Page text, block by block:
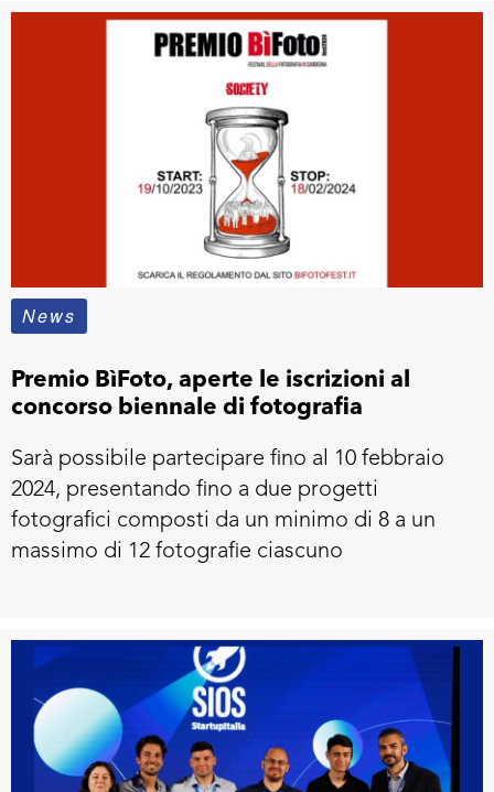
News
Premio BìFoto, aperte le iscrizioni al
concorso biennale di fotografia
Sarà possibile partecipare fino al 10 febbraio
2024, presentando fino a due progetti
fotografici composti da un minimo di 8 a un
massimo di 12 fotografie ciascuno